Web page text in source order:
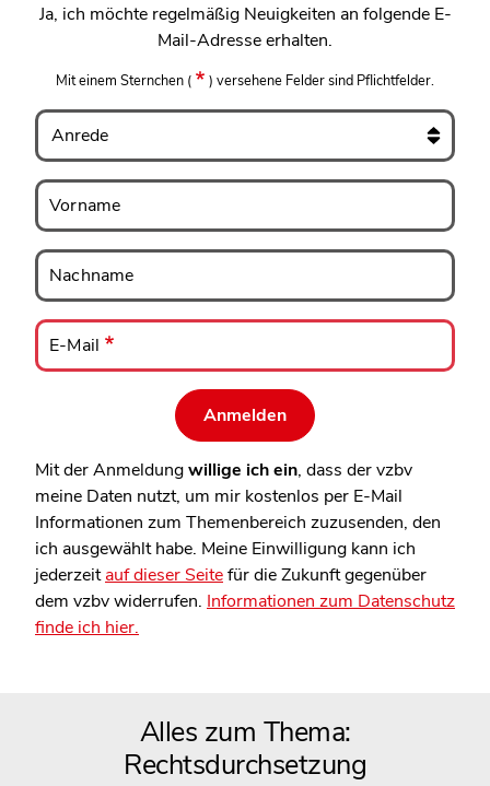
Ja, ich möchte regelmäßig Neuigkeiten an folgende E-
Mail-Adresse erhalten.
Mit einem Sternchen ( ) versehene Felder sind Pflichtfelder.
Anrede
Vorname
Vorname
Nachname
Nachname
E-
Mail
E-Mail
Mit der Anmeldungwillige ich ein, dass der vzbv
meine Daten nutzt, um mir kostenlos per E-Mail
Informationen zum Themenbereich zuzusenden, den
ich ausgewählt habe. Meine Einwilligung kann ich
jederzeitauf dieser Seitefür die Zukunft gegenüber
dem vzbv widerrufen. Informationen zum Datenschutz
finde ich hier.
Alles zum Thema:
Rechtsdurchsetzung